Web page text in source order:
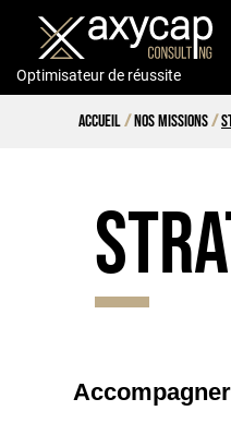
Optimisateur de réussite
Accueil Nos missions